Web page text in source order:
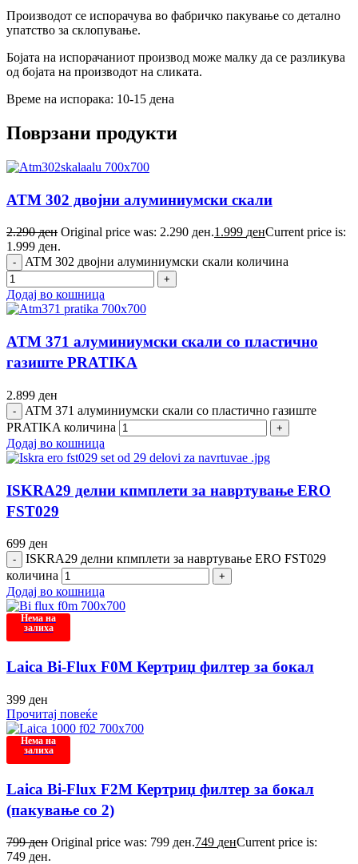
Производот се испорачува во фабричко пакување со детално
упатство за склопување.
Бојата на испорачаниот производ може малку да се разликува
од бојата на производот на сликата.
Време на испорака: 10-15 дена
Поврзани продукти
ATM 302 двојни алуминиумски скали
2.290ден Original price was: 2.290 ден.1.999 денCurrent price is:
1.999 ден.
ATM 302 двојни алуминиумски скали количина
Додај во кошница
ATM 371 алуминиумски скали со пластично
газиште PRATIKA
2.899 ден
ATM 371 алуминиумски скали со пластично газиште
PRATIKA количина
Додај во кошница
ISKRA29 делни кпмплети за навртување ERO
FST029
699 ден
ISKRA29 делни кпмплети за навртување ERO FST029
количина
Додај во кошница
Нема на
залиха
Laica Bi-Flux F0M Кертриџ филтер за бокал
399 ден
Прочитај повеќе
Нема на
залиха
Laica Bi-Flux F2M Кертриџ филтер за бокал
(пакување со 2)
799ден Original price was: 799 ден.749 денCurrent price is:
749 ден.